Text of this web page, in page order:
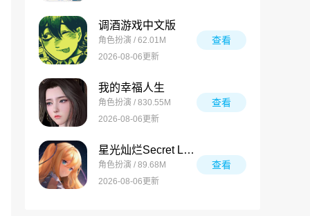
调酒游戏中文版
角色扮演 / 62.01M
2026-08-06更新
查看
我的幸福人生
角色扮演 / 830.55M
2026-08-06更新
查看
星光灿烂Secret Love
角色扮演 / 89.68M
2026-08-06更新
查看